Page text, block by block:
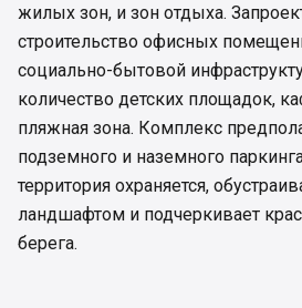
жилых зон, и зон отдыха.
строительство офисных
социально-бытовой
количество детских площадок,
пляжная зона. Комплекс
подземного и наземного
территория охраняется,
ландшафтом и подчеркивает
берега.